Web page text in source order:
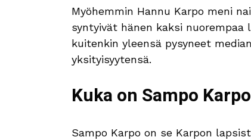
Myöhemmin Hannu Karpo meni
syntyivät hänen kaksi nuorempaa
kuitenkin yleensä pysyneet
yksityisyytensä.
Kuka on Sampo
Sampo Karpo on se Karpon